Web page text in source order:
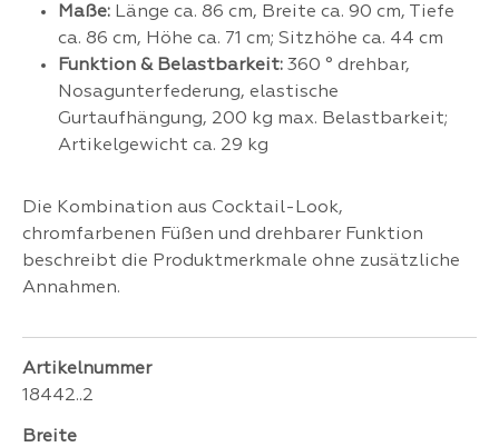
Maße: Länge ca. 86 cm, Breite ca. 90 cm, Tiefe
ca. 86 cm, Höhe ca. 71 cm; Sitzhöhe ca. 44 cm
Funktion & Belastbarkeit: 360 ° drehbar,
Nosagunterfederung, elastische
Gurtaufhängung, 200 kg max. Belastbarkeit;
Artikelgewicht ca. 29 kg
Die Kombination aus Cocktail-Look,
chromfarbenen Füßen und drehbarer Funktion
beschreibt die Produktmerkmale ohne zusätzliche
Annahmen.
Artikelnummer
18442..2
Breite